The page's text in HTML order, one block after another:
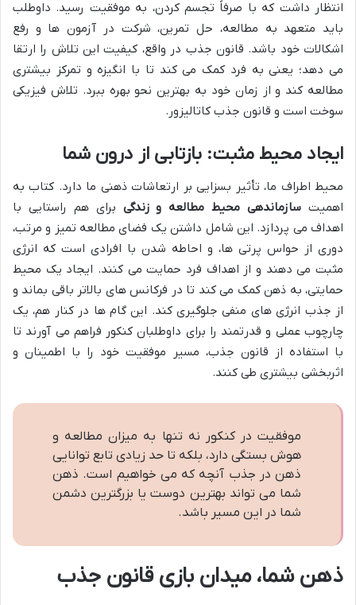
انتظار داشت که با صرفاً تجسم کردن، به موفقیت رسید. داوطلب
باید متعهد به مطالعه، حل تمرین، شرکت در آزمون ها و رفع
اشکالات خود باشد. قانون جذب در واقع، کیفیت این تلاش را ارتقا
می دهد؛ یعنی به فرد کمک می کند تا با انگیزه و تمرکز بیشتری
مطالعه کند و از زمان خود به بهترین نحو بهره ببرد. تلاش فیزیکی
سوخت است و قانون جذب کاتالیزور.
ایجاد محیط مثبت: بازتابی از درون شما
محیط اطراف ما، تأثیر بسزایی بر ارتعاشات ذهنی ما دارد. کتاب به
اهمیت سازماندهی محیط مطالعه و زندگی برای هم راستایی با
اهداف می پردازد. این شامل داشتن یک فضای مطالعه تمیز و مرتب،
دوری از حواس پرتی ها، و احاطه شدن با افرادی است که انرژی
مثبت می دهند و از اهداف فرد حمایت می کنند. ایجاد یک محیط
حمایتی، به ذهن کمک می کند تا در فرکانس های بالاتر باقی بماند و
از جذب انرژی های منفی جلوگیری کند. این گام ها در کنار هم، یک
چارچوب عملی و قدرتمند را برای داوطلبان کنکور فراهم می آورند تا
با استفاده از قانون جذب، مسیر موفقیت خود را با اطمینان و
اثربخشی بیشتری طی کنند.
موفقیت در کنکور نه تنها به میزان مطالعه و
هوش بستگی دارد، بلکه تا حد زیادی تابع توانایی
ذهن در جذب آنچه که می خواهیم است. ذهن
شما می تواند بهترین دوست یا بزرگترین دشمن
شما در این مسیر باشد.
ذهن شما، میدان بازی قانون جذب